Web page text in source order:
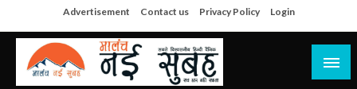
to
content
Advertisement Contact us Privacy Policy Login